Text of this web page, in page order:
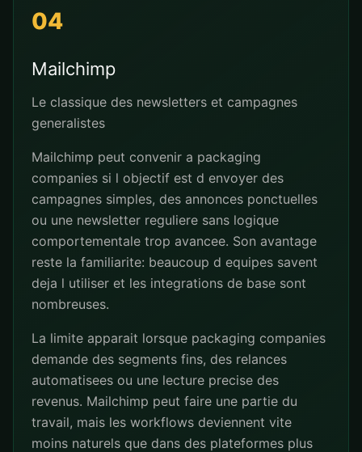
04
Mailchimp
Le classique des newsletters et campagnes
generalistes
Mailchimp peut convenir a packaging
companies si l objectif est d envoyer des
campagnes simples, des annonces ponctuelles
ou une newsletter reguliere sans logique
comportementale trop avancee. Son avantage
reste la familiarite: beaucoup d equipes savent
deja l utiliser et les integrations de base sont
nombreuses.
La limite apparait lorsque packaging companies
demande des segments fins, des relances
automatisees ou une lecture precise des
revenus. Mailchimp peut faire une partie du
travail, mais les workflows deviennent vite
moins naturels que dans des plateformes plus